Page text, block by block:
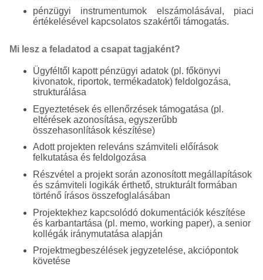
pénzügyi instrumentumok elszámolásával, piaci
értékelésével kapcsolatos szakértői támogatás.
Mi lesz a feladatod a csapat tagjaként?
Ügyféltől kapott pénzügyi adatok (pl. főkönyvi
kivonatok, riportok, termékadatok) feldolgozása,
strukturálása
Egyeztetések és ellenőrzések támogatása (pl.
eltérések azonosítása, egyszerűbb
összehasonlítások készítése)
Adott projekten releváns számviteli előírások
felkutatása és feldolgozása
Részvétel a projekt során azonosított megállapítások
és számviteli logikák érthető, strukturált formában
történő írásos összefoglalásában
Projektekhez kapcsolódó dokumentációk készítése
és karbantartása (pl. memo, working paper), a senior
kollégák iránymutatása alapján
Projektmegbeszélések jegyzetelése, akciópontok
követése